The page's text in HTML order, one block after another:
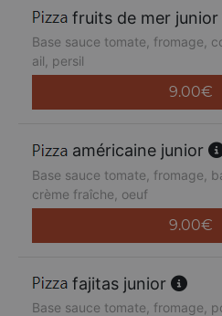
fruits de mer junior
Base sauce tomate, fromage,
ail, persil
9.00€
américaine junior
Base sauce tomate, fromage,
crème fraîche, oeuf
9.00€
fajitas junior
Base sauce tomate, fromage,